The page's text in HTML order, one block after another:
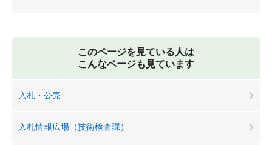
このページを見ている人は
こんなページも見ています
入札・公売
入札情報広場（技術検査課）